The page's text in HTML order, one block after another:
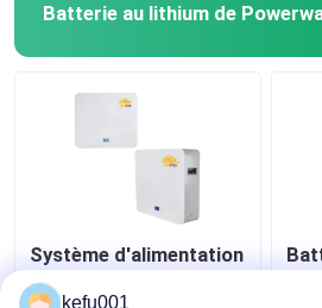
Batterie au lithium de
Système d'alimentation
de secours à la maison
solaire de la batterie au
kefu001